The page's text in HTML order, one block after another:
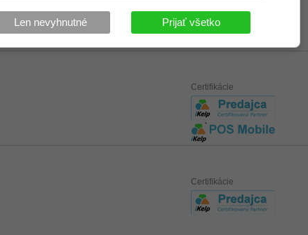
Certifikácie
Certifikácie
Len nevyhnutné Prijať všetko